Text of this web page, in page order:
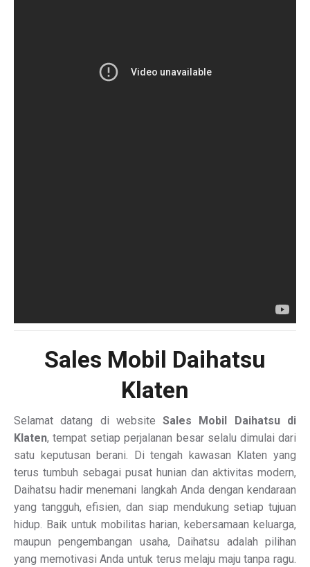
Sales Mobil Daihatsu
Klaten
Selamat datang di websiteSales Mobil Daihatsu di
Klaten, tempat setiap perjalanan besar selalu dimulai dari
satu keputusan berani. Di tengah kawasan Klaten yang
terus tumbuh sebagai pusat hunian dan aktivitas modern,
Daihatsu hadir menemani langkah Anda dengan kendaraan
yang tangguh, efisien, dan siap mendukung setiap tujuan
hidup. Baik untuk mobilitas harian, kebersamaan keluarga,
maupun pengembangan usaha, Daihatsu adalah pilihan
yang memotivasi Anda untuk terus melaju maju tanpa ragu.